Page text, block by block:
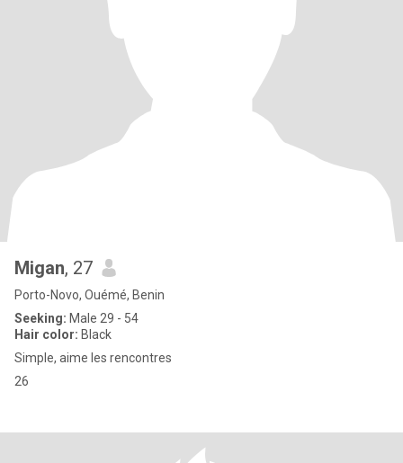
Migan, 27
Porto-Novo, Ouémé, Benin
Seeking: Male 29 - 54
Hair color: Black
Simple, aime les rencontres
26